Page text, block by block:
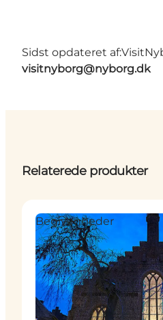
Sidst opdateret af:
visitnyborg@nyborg.dk
Relaterede produkter
Begivenheder